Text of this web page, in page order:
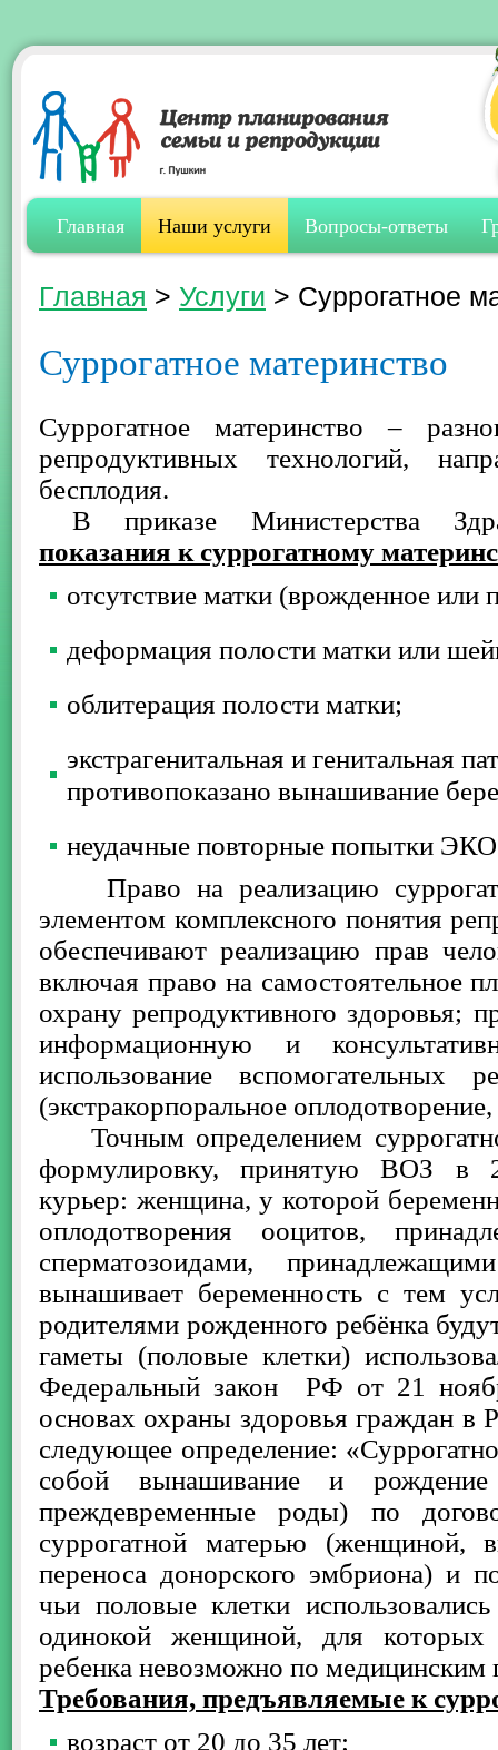
Главная Наши услуги Вопросы-ответы
Главная > Услуги > Суррогатное
Суррогатное материнство
Суррогатное материнство –
репродуктивных технологий,
бесплодия.
В приказе Министерства
показания к суррогатному
отсутствие матки (врожденное или
деформация полости матки или
облитерация полости матки;
экстрагенитальная и генитальная
противопоказано вынашивание
неудачные повторные попытки
Право на реализацию
элементом комплексного понятия
обеспечивают реализацию прав
включая право на самостоятельное
охрану репродуктивного здоровья;
информационную и
использование вспомогательных
(экстракорпоральное
Точным определением
формулировку, принятую ВОЗ в
курьер: женщина, у которой
оплодотворения ооцитов,
сперматозоидами,
вынашивает беременность с тем
родителями рожденного ребёнка
гаметы (половые клетки)
Федеральный закон РФ от 21
основах охраны здоровья граждан в
следующее определение:
собой вынашивание и
преждевременные роды) по
суррогатной матерью (женщиной,
переноса донорского эмбриона) и
чьи половые клетки
одинокой женщиной, для
ребенка невозможно по медицинским
Требования, предъявляемые к
возраст от 20 до 35 лет;